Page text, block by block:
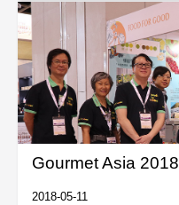
Gourmet Asia 2018
2018-05-11